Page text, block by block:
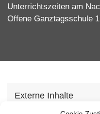
Unterrichtszeiten am
Offene Ganztagsschule
Externe Inhalte